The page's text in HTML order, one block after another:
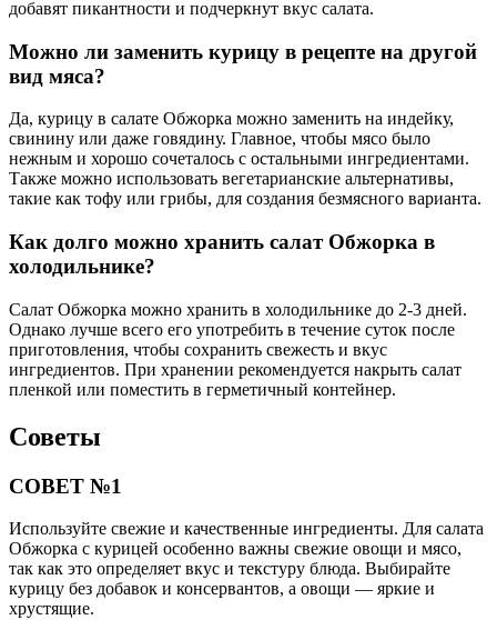
добавят пикантности и подчеркнут вкус салата.
Можно ли заменить курицу в рецепте на другой
вид мяса?
Да, курицу в салате Обжорка можно заменить на индейку,
свинину или даже говядину. Главное, чтобы мясо было
нежным и хорошо сочеталось с остальными ингредиентами.
Также можно использовать вегетарианские альтернативы,
такие как тофу или грибы, для создания безмясного варианта.
Как долго можно хранить салат Обжорка в
холодильнике?
Салат Обжорка можно хранить в холодильнике до 2-3 дней.
Однако лучше всего его употребить в течение суток после
приготовления, чтобы сохранить свежесть и вкус
ингредиентов. При хранении рекомендуется накрыть салат
пленкой или поместить в герметичный контейнер.
Советы
СОВЕТ №1
Используйте свежие и качественные ингредиенты. Для салата
Обжорка с курицей особенно важны свежие овощи и мясо,
так как это определяет вкус и текстуру блюда. Выбирайте
курицу без добавок и консервантов, а овощи — яркие и
хрустящие.